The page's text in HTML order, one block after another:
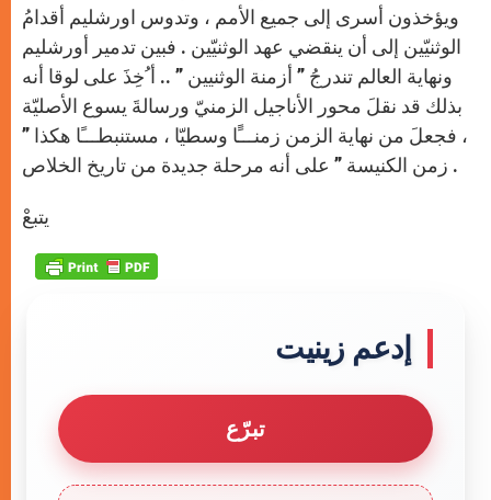
ويؤخذون أسرى إلى جميع الأمم ، وتدوس اورشليم أقدامُ
الوثنيّين إلى أن ينقضي عهد الوثنيّين . فبين تدمير أورشليم
ونهاية العالم تندرجُ ” أزمنة الوثنيين ” .. أ ُخِذَ على لوقا أنه
بذلك قد نقلَ محور الأناجيل الزمنيّ ورسالةَ يسوع الأصليّة
، فجعلَ من نهاية الزمن زمنـــًَا وسطيّا ، مستنبطـــًا هكذا ”
زمن الكنيسة ” على أنه مرحلة جديدة من تاريخ الخلاص .
يتبعْ
إدعم زينيت
تبرّع